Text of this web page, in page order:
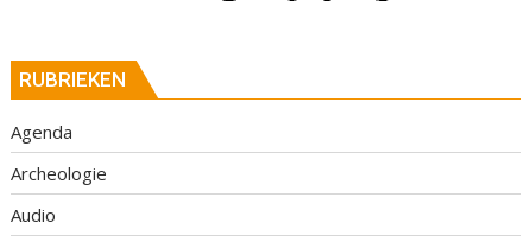
RUBRIEKEN
Agenda
Archeologie
Audio